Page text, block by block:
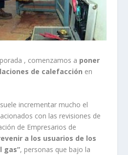
, comenzamos a poner
de calefacción en
incrementar mucho el
con las revisiones de
de Empresarios de
a los usuarios de los
gas”, personas que bajo la